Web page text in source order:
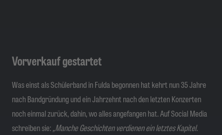
Vorverkauf gestartet
Was einst als Schülerband in Fulda begonnen hat kehrt nun 35 Jahre
nach Bandgründung und ein Jahrzehnt nach den letzten Konzerten
noch einmal zurück, dahin, wo alles angefangen hat. Auf Social Media
schreiben sie:„Manche Geschichten verdienen ein letztes Kapitel.